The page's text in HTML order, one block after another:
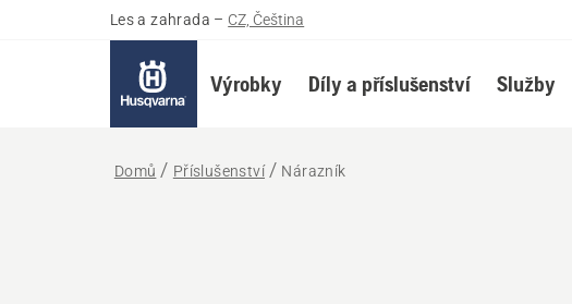
Les a zahrada – CZ, Čeština
Výrobky Díly a příslušenství Služby
Domů Příslušenství Nárazník